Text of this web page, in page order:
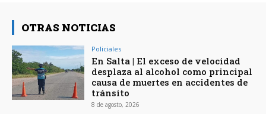
OTRAS NOTICIAS
Policiales
En Salta | El exceso de velocidad
desplaza al alcohol como principal
causa de muertes en accidentes de
tránsito
8 de agosto, 2026